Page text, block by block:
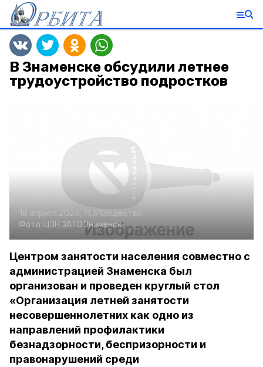
В Знаменске обсудили летнее
трудоустройство подростков
18 апреля 2023, 11:31 Общество
Фото: ЦЗН ЗАТО Знаменск
Центром занятости населения совместно с
администрацией Знаменска был
организован и проведен круглый стол
«Организация летней занятости
несовершеннолетних как одно из
направлений профилактики
безнадзорности, беспризорности и
правонарушений среди